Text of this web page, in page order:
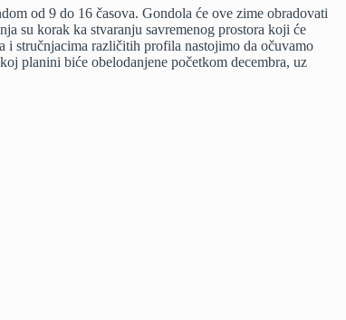
od 9 do 16 časova. Gondola će ove zime obradovati
su korak ka stvaranju savremenog prostora koji će
i stručnjacima različitih profila nastojimo da očuvamo
planini biće obelodanjene početkom decembra, uz